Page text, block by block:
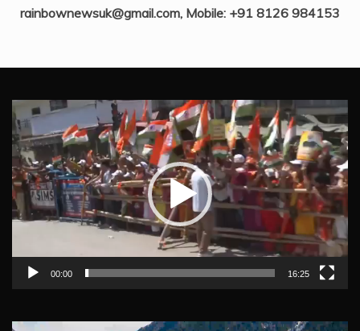
rainbownewsuk@gmail.com, Mobile: +91 8126 984153
Video
Player
00:00 16:25